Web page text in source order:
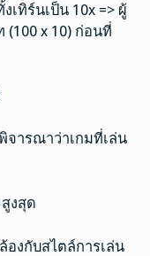
เทิร์นเป็น 10x => ผู้
(100 x 10) ก่อนที่
ารณาว่าเกมที่เล่น
งสุด
องกับสไตล์การเล่น